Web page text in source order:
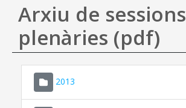
Arxiu de sessions
plenàries (pdf)
2013